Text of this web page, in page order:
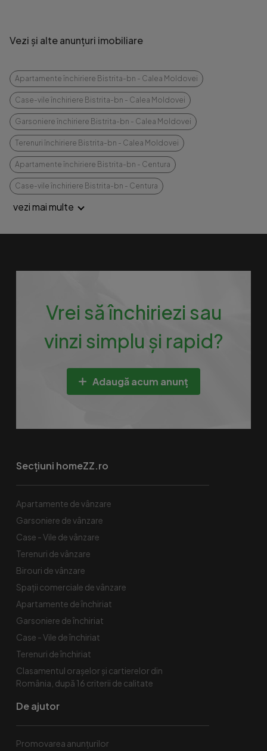
Vezi și alte anunțuri imobiliare
Apartamente închiriere Bistrita-bn - Calea Moldovei
Case-vile închiriere Bistrita-bn - Calea Moldovei
Garsoniere închiriere Bistrita-bn - Calea Moldovei
Terenuri închiriere Bistrita-bn - Calea Moldovei
Apartamente închiriere Bistrita-bn - Centura
Case-vile închiriere Bistrita-bn - Centura
vezi mai multe
Vrei să închiriezi sau
vinzi simplu și rapid?
Adaugă acum anunț
Secțiuni homeZZ.ro
Apartamente de vânzare
Garsoniere de vânzare
Case - Vile de vânzare
Terenuri de vânzare
Birouri de vânzare
Spaţii comerciale de vânzare
Apartamente de închiriat
Garsoniere de închiriat
Case - Vile de închiriat
Terenuri de închiriat
Clasamentul orașelor și cartierelor din
România, după 16 criterii de calitate
De ajutor
Promovarea anunțurilor